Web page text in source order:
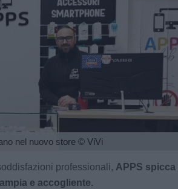
nel nuovo store © ViVi
professionali, APPS spicca
e accogliente.